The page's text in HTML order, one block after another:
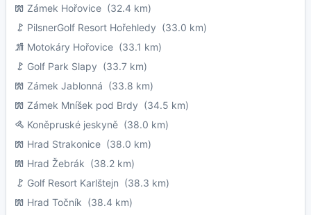
Zámek Hořovice (32.4 km)
PilsnerGolf Resort Hořehledy (33.0 km)
Motokáry Hořovice (33.1 km)
Golf Park Slapy (33.7 km)
Zámek Jablonná (33.8 km)
Zámek Mníšek pod Brdy (34.5 km)
Koněpruské jeskyně (38.0 km)
Hrad Strakonice (38.0 km)
Hrad Žebrák (38.2 km)
Golf Resort Karlštejn (38.3 km)
Hrad Točník (38.4 km)